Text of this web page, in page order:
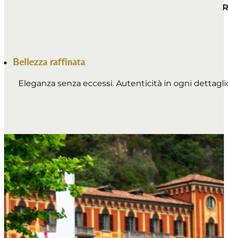
Bellezza raffinata
Eleganza senza eccessi. Autenticità in ogni